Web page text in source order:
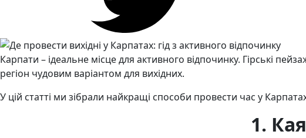
Карпати – ідеальне місце для активного відпочинку. Гірські
регіон чудовим варіантом для вихідних.
У цій статті ми зібрали найкращі способи провести час у
1.